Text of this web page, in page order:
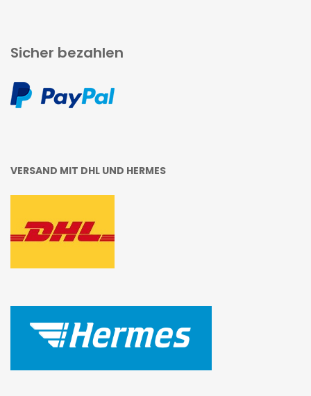
Sicher bezahlen
VERSAND MIT DHL UND HERMES